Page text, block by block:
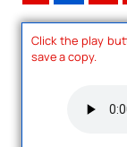
Click the play
save a copy.